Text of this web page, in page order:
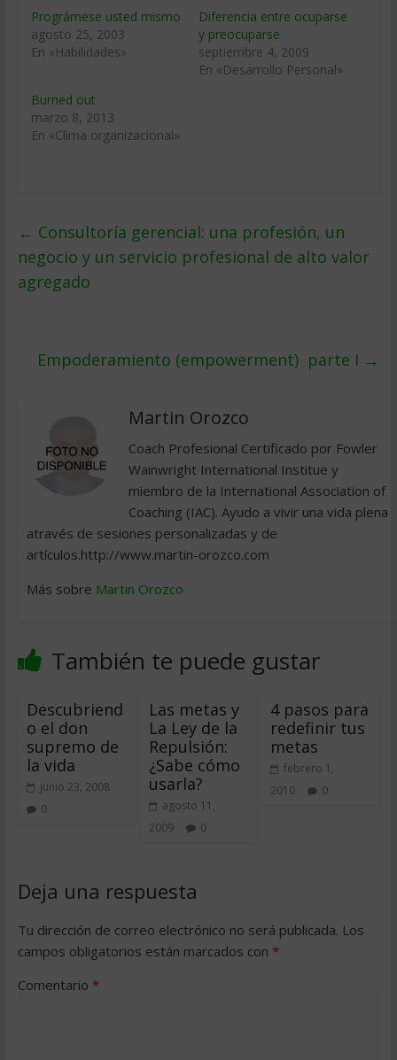
Prográmese usted mismo
agosto 25, 2003
En «Habilidades»
Diferencia entre ocuparse
y preocuparse
septiembre 4, 2009
En «Desarrollo Personal»
Burned out
marzo 8, 2013
En «Clima organizacional»
← Consultoría gerencial: una profesión, un
negocio y un servicio profesional de alto valor
agregado
Empoderamiento (empowerment)  parte I →
Martin Orozco
Coach Profesional Certificado por Fowler
Wainwright International Institue y
miembro de la International Association of
Coaching (IAC). Ayudo a vivir una vida plena
através de sesiones personalizadas y de
artículos.http://www.martin-orozco.com
Más sobre Martin Orozco
También te puede gustar
Descubriend
o el don
supremo de
la vida
junio 23, 2008
0
Las metas y
La Ley de la
Repulsión:
¿Sabe cómo
usarla?
agosto 11,
2009
0
4 pasos para
redefinir tus
metas
febrero 1,
2010
0
Deja una respuesta
Tu dirección de correo electrónico no será publicada. Los
campos obligatorios están marcados con *
Comentario *